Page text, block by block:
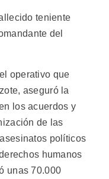
teniente
del
operativo que
aseguró la
los acuerdos y
de las
políticos
humanos
unas 70.000